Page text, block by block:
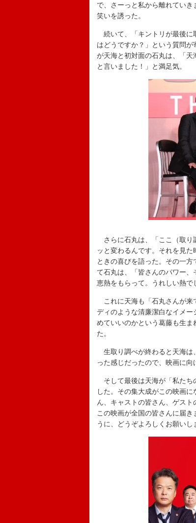
で、さーっと私から離れてい
笑いを誘った。
続いて、「キントリが最後に
はどうですか？」という質問
が天海と初対面の石丸は、「天
と言いました！」と満足気。
さらに石丸は、「ここ（取り
ッと変わるんです。それを見
ときの喜びを語った。その一
て石丸は、「皆さんのパワー
恵熱をもらって。うれしい熱で
これに天海も「石丸さんが来
ディのような清廉潔白なイメ
めていいのかという葛藤も生
た。
生取り調べが終わると天海は
った感じだったので、映画に向
そして最後は天海が「私たち
した。その集大成がこの映画
ん、キャストの皆さん、ゲスト
この映画が全国の皆さんに届
うに、どうぞよろしくお願いし